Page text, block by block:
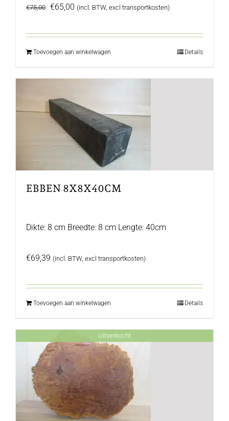
€75,00 Oorspronkelijke
€65,00 Huidige
(incl. BTW, excl transportkosten)
Toevoegen aan winkelwagen Details
EBBEN 8X8X40CM
Dikte: 8 cm Breedte: 8 cm Lengte: 40cm
€69,39 (incl. BTW, excl transportkosten)
Toevoegen aan winkelwagen Details
Uitverkocht